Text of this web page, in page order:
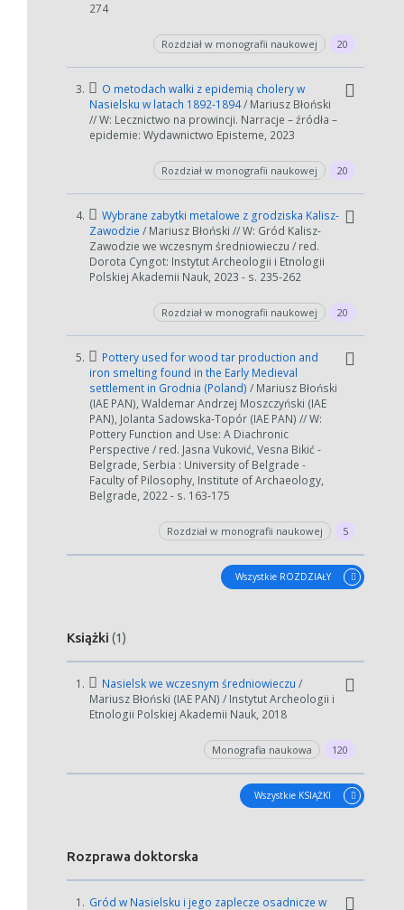
W zależności od ilości danych do przetworzenia generowanie pliku
Jeśli generowanie trwa zbyt długo można ograniczyć dane np.
Anuluj
274
Rozdział w monografii naukowej 20
3.
O metodach walki z epidemią cholery w
Nasielsku w latach 1892-1894/ Mariusz Błoński
// W: Lecznictwo na prowincji. Narracje – źródła –
epidemie: Wydawnictwo Episteme, 2023
Rozdział w monografii naukowej 20
4.
Wybrane zabytki metalowe z grodziska Kalisz-
Zawodzie / Mariusz Błoński // W: Gród Kalisz-
Zawodzie we wczesnym średniowieczu / red.
Dorota Cyngot: Instytut Archeologii i Etnologii
Polskiej Akademii Nauk, 2023 - s. 235-262
Rozdział w monografii naukowej 20
5.
Pottery used for wood tar production and
iron smelting found in the Early Medieval
settlement in Grodnia (Poland) / Mariusz Błoński
(IAE PAN), Waldemar Andrzej Moszczyński (IAE
PAN), Jolanta Sadowska-Topór (IAE PAN) // W:
Pottery Function and Use: A Diachronic
Perspective / red. Jasna Vuković, Vesna Bikić -
Belgrade, Serbia : University of Belgrade -
Faculty of Pilosophy, Institute of Archaeology,
Belgrade, 2022 - s. 163-175
Rozdział w monografii naukowej 5
Wszystkie ROZDZIAŁY
Książki (1)
1. Nasielsk we wczesnym średniowieczu /
Mariusz Błoński (IAE PAN) / Instytut Archeologii i
Etnologii Polskiej Akademii Nauk, 2018
Monografia naukowa 120
Wszystkie KSIĄŻKI
Rozprawa doktorska
1. Gród w Nasielsku i jego zaplecze osadnicze w